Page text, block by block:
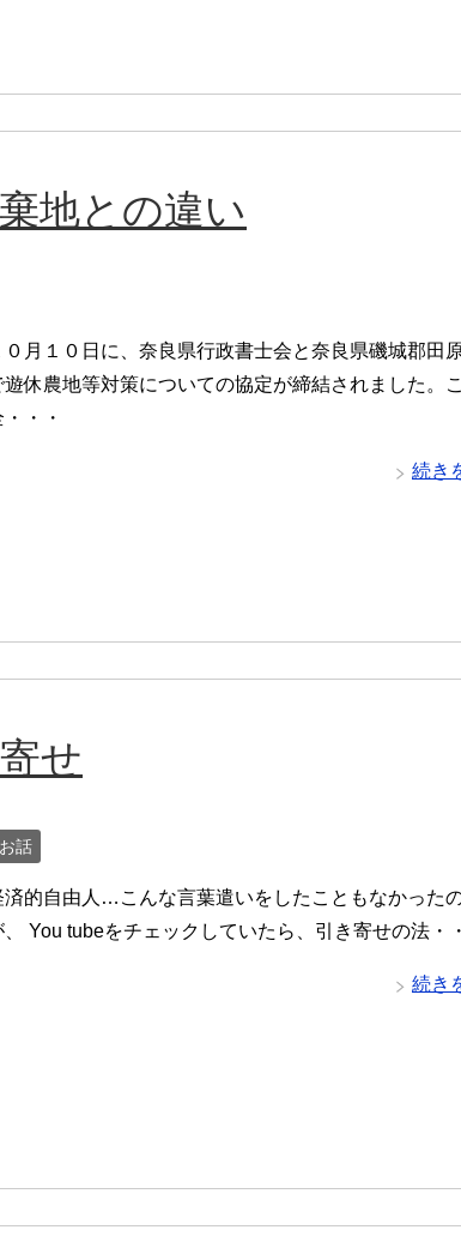
地との違い
０月１０日に、奈良県行政書士会と奈良県磯城郡田
遊休農地等対策についての協定が締結されました。
・・
続き
せ
話
済的自由人…こんな言葉遣いをしたこともなかった
、 You tubeをチェックしていたら、引き寄せの法・
続き